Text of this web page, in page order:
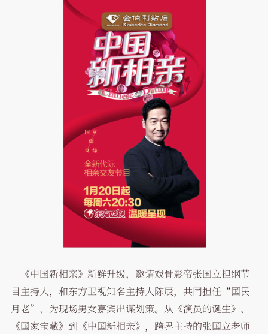
《中国新相亲》新鲜升级，邀请戏骨影帝张国立担纲节
目主持人，和东方卫视知名主持人陈辰，共同担任“国民
月老”，为现场男女嘉宾出谋划策。从《演员的诞生》、
《国家宝藏》到《中国新相亲》，跨界主持的张国立老师